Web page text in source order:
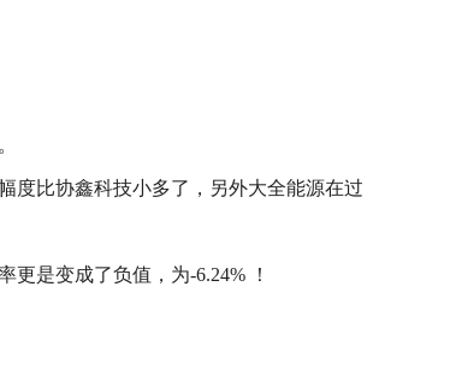
度比协鑫科技小多了，另外大全能源在过
是变成了负值，为-6.24% ！